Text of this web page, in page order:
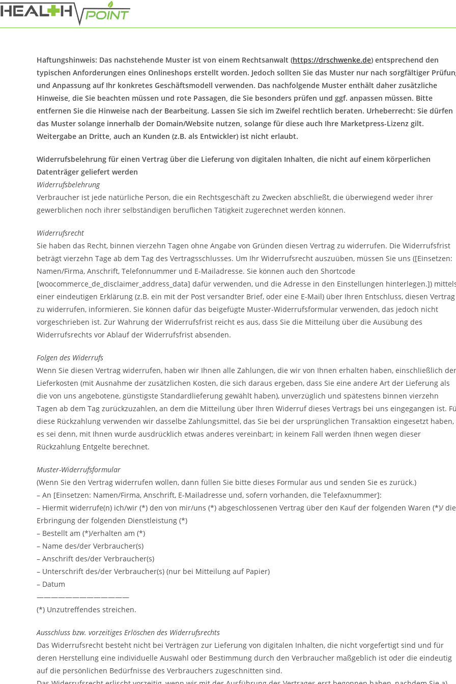
Zum
Inhalt
springen
Haftungshinweis: Das nachstehende Muster ist von einem Rechtsanwalt (https://drschwenke.de) entsprechend den
typischen Anforderungen eines Onlineshops erstellt worden. Jedoch sollten Sie das Muster nur nach sorgfältiger
und Anpassung auf Ihr konkretes Geschäftsmodell verwenden. Das nachfolgende Muster enthält daher zusätzliche
Hinweise, die Sie beachten müssen und rote Passagen, die Sie besonders prüfen und ggf. anpassen müssen. Bitte
entfernen Sie die Hinweise nach der Bearbeitung. Lassen Sie sich im Zweifel rechtlich beraten. Urheberrecht: Sie dürfen
das Muster solange innerhalb der Domain/Website nutzen, solange für diese auch Ihre Marketpress-Lizenz gilt.
Weitergabe an Dritte, auch an Kunden (z.B. als Entwickler) ist nicht erlaubt.
Widerrufsbelehrung für einen Vertrag über die Lieferung von digitalen Inhalten, die nicht auf einem körperlichen
Datenträger geliefert werden
Widerrufsbelehrung
Verbraucher ist jede natürliche Person, die ein Rechtsgeschäft zu Zwecken abschließt, die überwiegend weder ihrer
gewerblichen noch ihrer selbständigen beruflichen Tätigkeit zugerechnet werden können.
Widerrufsrecht
Sie haben das Recht, binnen vierzehn Tagen ohne Angabe von Gründen diesen Vertrag zu widerrufen. Die Widerrufsfrist
beträgt vierzehn Tage ab dem Tag des Vertragsschlusses. Um Ihr Widerrufsrecht auszuüben, müssen Sie uns ([Einsetzen:
Namen/Firma, Anschrift, Telefonnummer und E-Mailadresse. Sie können auch den Shortcode
[woocommerce_de_disclaimer_address_data] dafür verwenden, und die Adresse in den Einstellungen hinterlegen.])
einer eindeutigen Erklärung (z.B. ein mit der Post versandter Brief, oder eine E-Mail) über Ihren Entschluss, diesen Vertrag
zu widerrufen, informieren. Sie können dafür das beigefügte Muster-Widerrufsformular verwenden, das jedoch nicht
vorgeschrieben ist. Zur Wahrung der Widerrufsfrist reicht es aus, dass Sie die Mitteilung über die Ausübung des
Widerrufsrechts vor Ablauf der Widerrufsfrist absenden.
Folgen des Widerrufs
Wenn Sie diesen Vertrag widerrufen, haben wir Ihnen alle Zahlungen, die wir von Ihnen erhalten haben, einschließlich der
Lieferkosten (mit Ausnahme der zusätzlichen Kosten, die sich daraus ergeben, dass Sie eine andere Art der Lieferung als
die von uns angebotene, günstigste Standardlieferung gewählt haben), unverzüglich und spätestens binnen vierzehn
Tagen ab dem Tag zurückzuzahlen, an dem die Mitteilung über Ihren Widerruf dieses Vertrags bei uns eingegangen ist.
diese Rückzahlung verwenden wir dasselbe Zahlungsmittel, das Sie bei der ursprünglichen Transaktion eingesetzt haben,
es sei denn, mit Ihnen wurde ausdrücklich etwas anderes vereinbart; in keinem Fall werden Ihnen wegen dieser
Rückzahlung Entgelte berechnet.
Muster-Widerrufsformular
(Wenn Sie den Vertrag widerrufen wollen, dann füllen Sie bitte dieses Formular aus und senden Sie es zurück.)
– An [Einsetzen: Namen/Firma, Anschrift, E-Mailadresse und, sofern vorhanden, die Telefaxnummer]:
– Hiermit widerrufe(n) ich/wir (*) den von mir/uns (*) abgeschlossenen Vertrag über den Kauf der folgenden Waren (*)/ die
Erbringung der folgenden Dienstleistung (*)
– Bestellt am (*)/erhalten am (*)
– Name des/der Verbraucher(s)
– Anschrift des/der Verbraucher(s)
– Unterschrift des/der Verbraucher(s) (nur bei Mitteilung auf Papier)
– Datum
—————————————
(*) Unzutreffendes streichen.
Ausschluss bzw. vorzeitiges Erlöschen des Widerrufsrechts
Das Widerrufsrecht besteht nicht bei Verträgen zur Lieferung von digitalen Inhalten, die nicht vorgefertigt sind und für
deren Herstellung eine individuelle Auswahl oder Bestimmung durch den Verbraucher maßgeblich ist oder die eindeutig
auf die persönlichen Bedürfnisse des Verbrauchers zugeschnitten sind.